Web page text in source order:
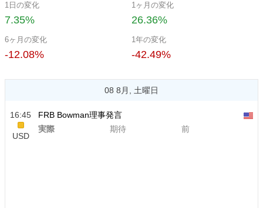
1日の変化
7.35%
1ヶ月の変化
26.36%
6ヶ月の変化
-12.08%
1年の変化
-42.49%
08 8月, 土曜日
16:45
USD
FRB Bowman理事発言
実際
期待 前